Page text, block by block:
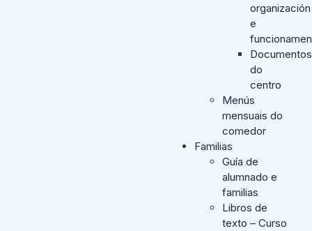
organización
e
Documentos
do
centro
Menús
mensuais do
comedor
Familias
Guía de
alumnado e
familias
Libros de
texto – Curso